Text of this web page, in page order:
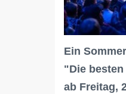
Ein
"Die
ab Freitag,